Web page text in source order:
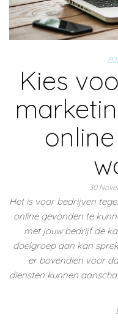
Kies
30
Het is voor bedrijven
online gevonden te
met jouw bedrijf de
doelgroep aan kan
er bovendien voor
diensten kunnen